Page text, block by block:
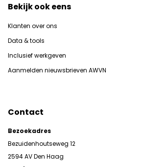
Bekijk ook eens
Klanten over ons
Data & tools
Inclusief werkgeven
Aanmelden nieuwsbrieven AWVN
Contact
Bezoekadres
Bezuidenhoutseweg 12
2594 AV Den Haag